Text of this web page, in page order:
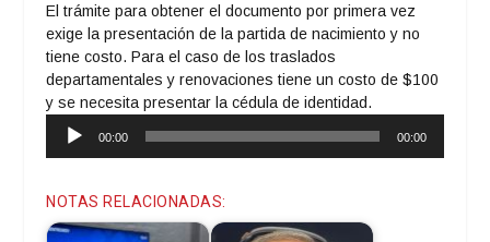
El trámite para obtener el documento por primera vez
exige la presentación de la partida de nacimiento y no
tiene costo. Para el caso de los traslados
departamentales y renovaciones tiene un costo de $100
y se necesita presentar la cédula de identidad.
Reproductor
00:00 00:00
NOTAS RELACIONADAS: